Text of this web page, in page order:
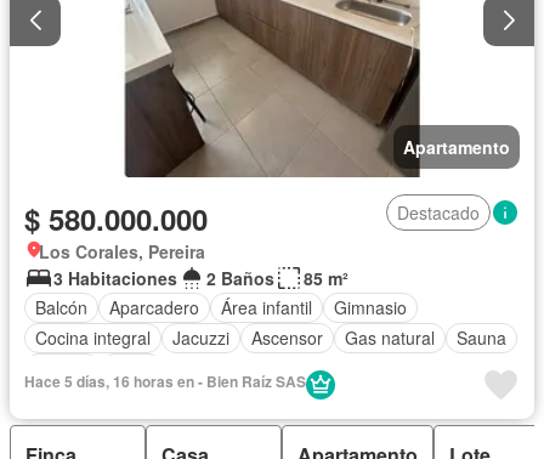
Apartamento
$ 580.000.000
Destacado
Los Corales, Pereira
3 Habitaciones
2 Baños
85 m²
Balcón
Aparcadero Área infantil
Gimnasio
Cocina integral
Jacuzzi Ascensor Gas natural
Sauna
Hace 5 días, 16 horas en - Bien Raíz SAS